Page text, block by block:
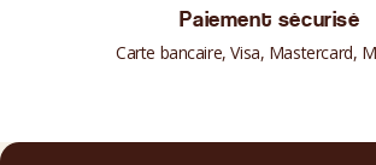
Paiement sécurisé
Carte bancaire, Visa, Mastercard,